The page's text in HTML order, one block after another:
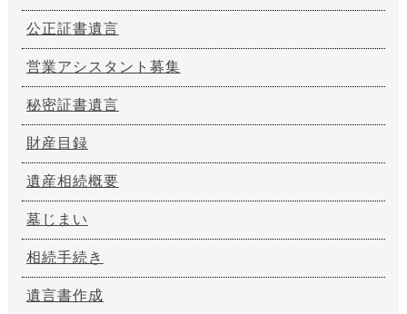
公正証書遺言
営業アシスタント募集
秘密証書遺言
財産目録
遺産相続概要
墓じまい
相続手続き
遺言書作成